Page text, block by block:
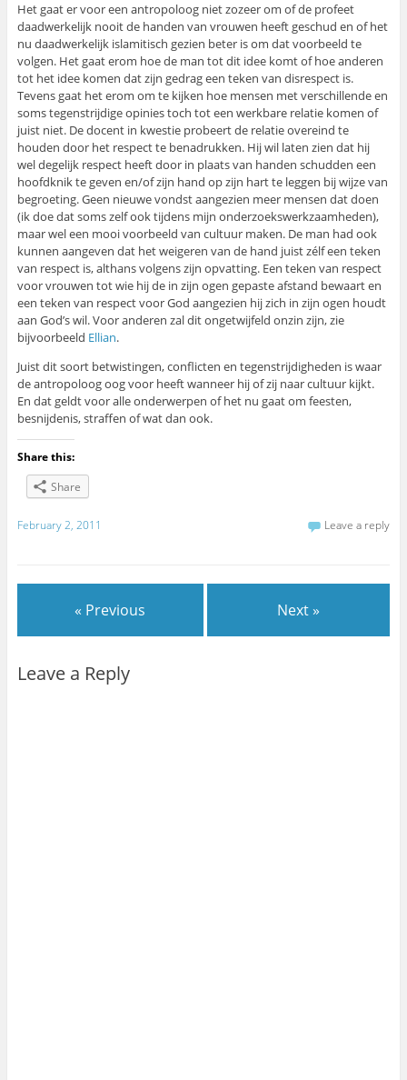
Het gaat er voor een antropoloog niet zozeer om of de profeet
daadwerkelijk nooit de handen van vrouwen heeft geschud en of het
nu daadwerkelijk islamitisch gezien beter is om dat voorbeeld te
volgen. Het gaat erom hoe de man tot dit idee komt of hoe anderen
tot het idee komen dat zijn gedrag een teken van disrespect is.
Tevens gaat het erom om te kijken hoe mensen met verschillende en
soms tegenstrijdige opinies toch tot een werkbare relatie komen of
juist niet. De docent in kwestie probeert de relatie overeind te
houden door het respect te benadrukken. Hij wil laten zien dat hij
wel degelijk respect heeft door in plaats van handen schudden een
hoofdknik te geven en/of zijn hand op zijn hart te leggen bij wijze van
begroeting. Geen nieuwe vondst aangezien meer mensen dat doen
(ik doe dat soms zelf ook tijdens mijn onderzoekswerkzaamheden),
maar wel een mooi voorbeeld van cultuur maken. De man had ook
kunnen aangeven dat het weigeren van de hand juist zélf een teken
van respect is, althans volgens zijn opvatting. Een teken van respect
voor vrouwen tot wie hij de in zijn ogen gepaste afstand bewaart en
een teken van respect voor God aangezien hij zich in zijn ogen houdt
aan God’s wil. Voor anderen zal dit ongetwijfeld onzin zijn, zie
bijvoorbeeld Ellian.
Juist dit soort betwistingen, conflicten en tegenstrijdigheden is waar
de antropoloog oog voor heeft wanneer hij of zij naar cultuur kijkt.
En dat geldt voor alle onderwerpen of het nu gaat om feesten,
besnijdenis, straffen of wat dan ook.
Share this:
Share
February 2, 2011 Leave a reply
« Previous Next »
Leave a Reply